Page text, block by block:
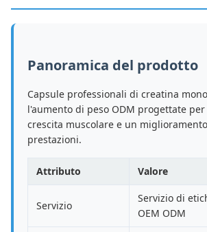
Panoramica del prodotto
Capsule professionali di creatina
l'aumento di peso ODM progettate
crescita muscolare e un
prestazioni.
Attributo Valore
Servizio
Servizio di
OEM ODM